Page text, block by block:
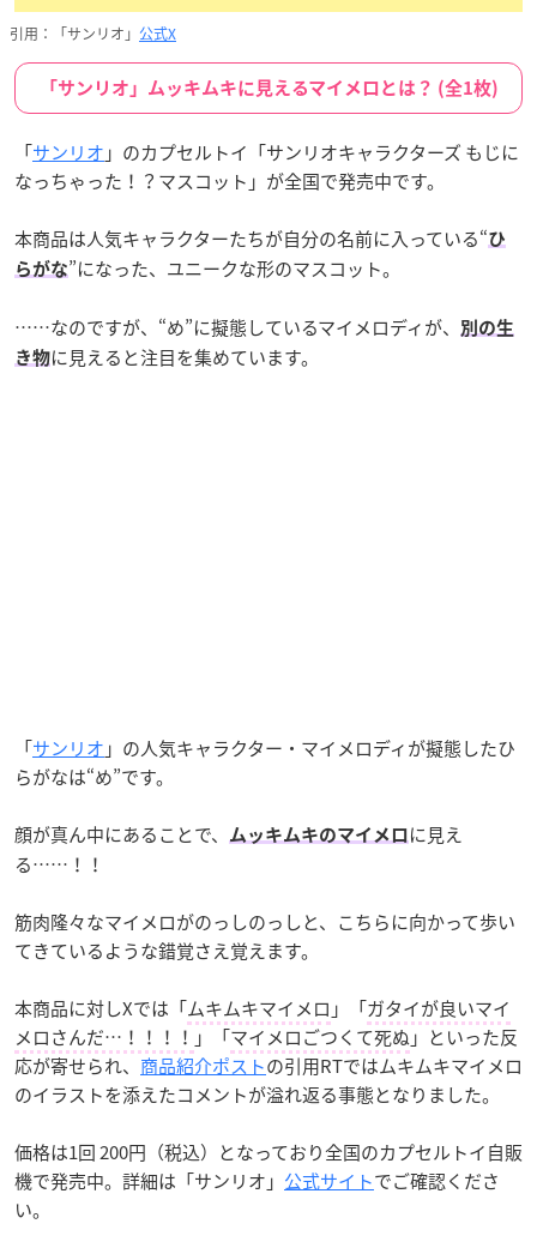
引用：「サンリオ」 公式X
「サンリオ」ムッキムキに見えるマイメロとは？ (全1枚)
「サンリオ 」のカプセルトイ「サンリオキャラクターズ もじに
なっちゃった！？マスコット」が全国で発売中です。
本商品は人気キャラクターたちが自分の名前に入っている“ひ
らがな”になった、ユニークな形のマスコット。
……なのですが、“め”に擬態しているマイメロディが、
別の生
き物に見えると注目を集めています。
「サンリオ 」の人気キャラクター・マイメロディが擬態したひ
らがなは“め”です。
顔が真ん中にあることで、 ムッキムキのマイメロ に見え
る……！！
筋肉隆々なマイメロがのっしのっしと、こちらに向かって歩い
てきているような錯覚さえ覚えます。
本商品に対しXでは「ムキムキマイメロ 」「ガタイが良いマイ
メロさんだ…！！！！ 」「マイメロごつくて死ぬ」といった反
応が寄せられ、 商品紹介ポストの引用RTではムキムキマイメロ
のイラストを添えたコメントが溢れ返る事態となりました。
価格は1回 200円（税込）となっており全国のカプセルトイ自販
機で発売中。詳細は「サンリオ」 公式サイトでご確認くださ
い。